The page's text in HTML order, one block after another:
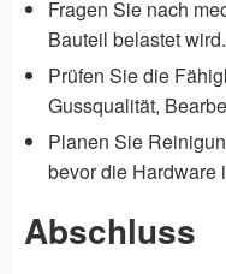
Fragen Sie nach
Bauteil belastet wird.
Prüfen Sie die
Gussqualität,
Planen Sie
bevor die Hardware
Abschluss